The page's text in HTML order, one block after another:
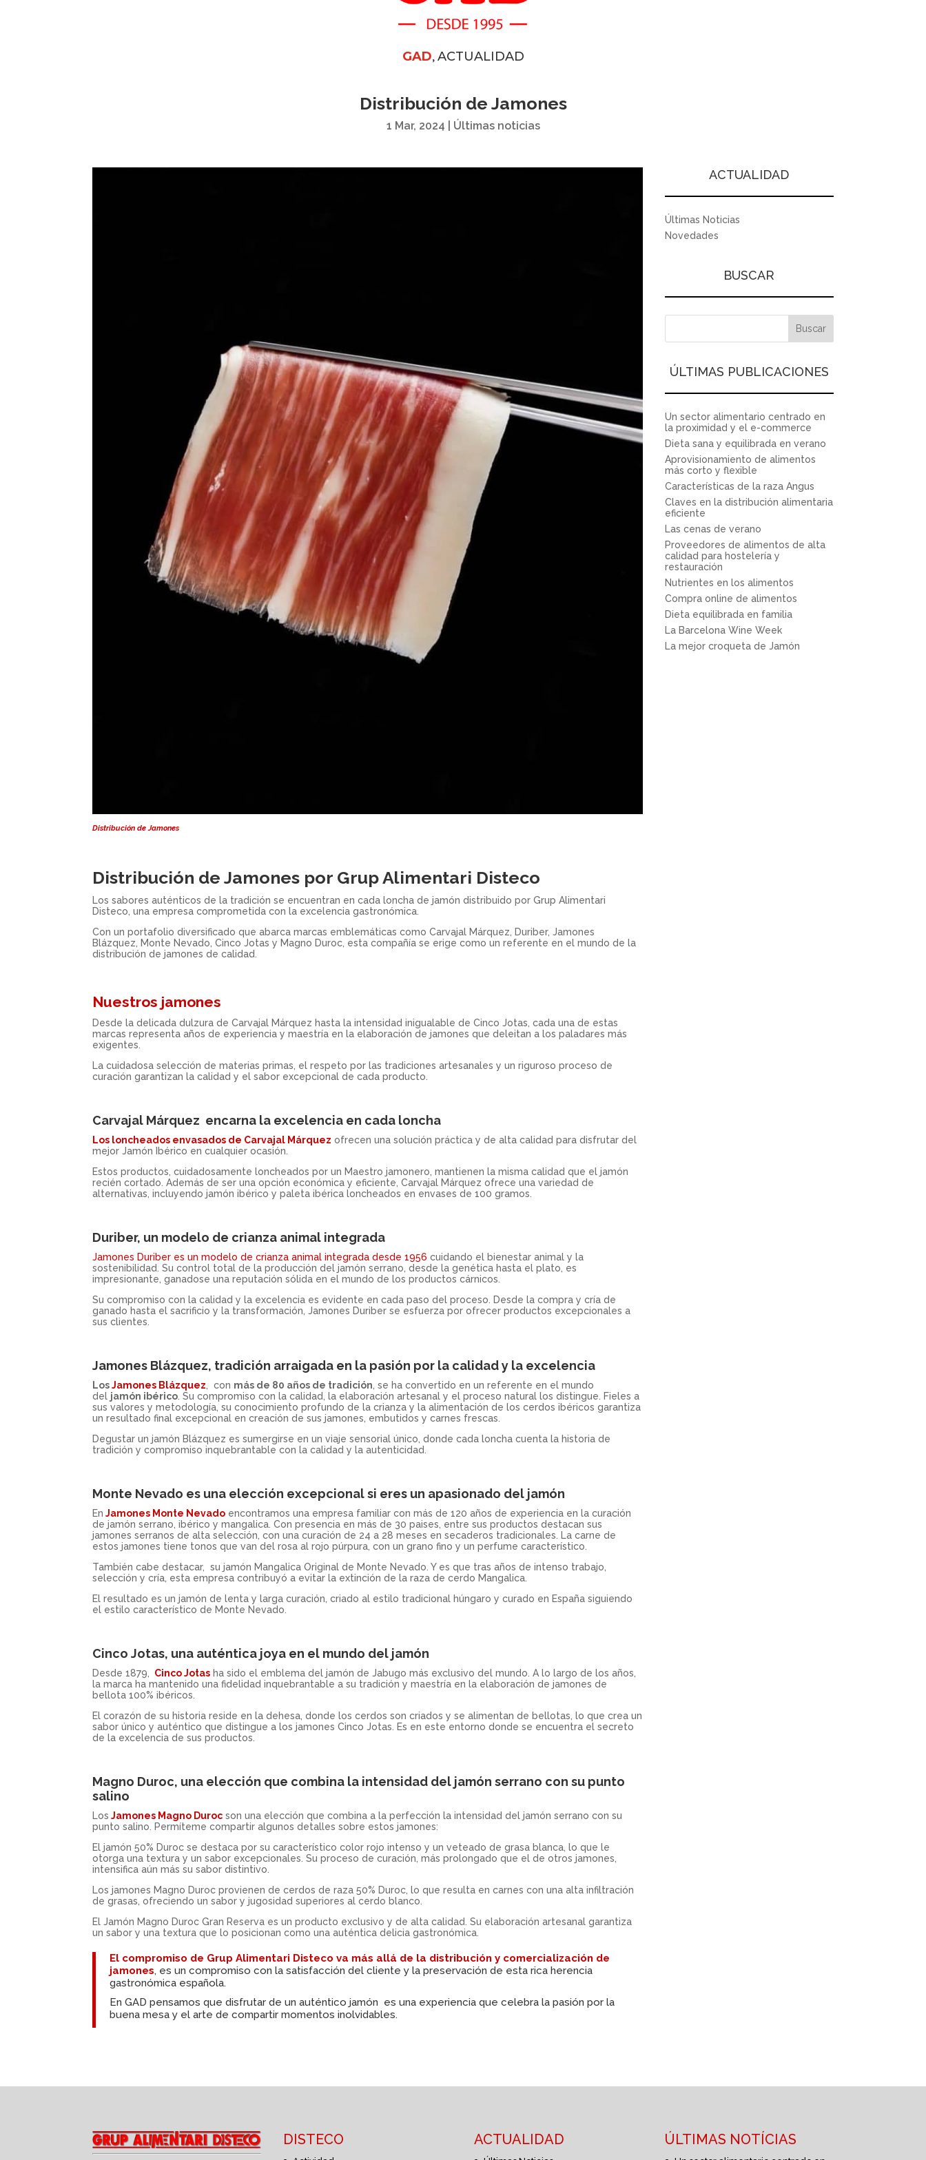
GAD, ACTUALIDAD
Distribución de Jamones
1 Mar, 2024 Últimas noticias
Distribución de Jamones
Distribución de Jamones por Grup Alimentari Disteco
Los sabores auténticos de la tradición se encuentran en cada loncha de jamón distribuido por Grup Alimentari
Disteco, una empresa comprometida con la excelencia gastronómica.
Con un portafolio diversificado que abarca marcas emblemáticas como Carvajal Márquez, Duriber, Jamones
Blázquez, Monte Nevado, Cinco Jotas y Magno Duroc, esta compañía se erige como un referente en el mundo de la
distribución de jamones de calidad.
Nuestros jamones
Desde la delicada dulzura de Carvajal Márquez hasta la intensidad inigualable de Cinco Jotas, cada una de estas
marcas representa años de experiencia y maestría en la elaboración de jamones que deleitan a los paladares más
exigentes.
La cuidadosa selección de materias primas, el respeto por las tradiciones artesanales y un riguroso proceso de
curación garantizan la calidad y el sabor excepcional de cada producto.
Carvajal Márquez encarna la excelencia en cada loncha
Los loncheados envasados de Carvajal Márquez ofrecen una solución práctica y de alta calidad para disfrutar del
mejor Jamón Ibérico en cualquier ocasión.
Estos productos, cuidadosamente loncheados por un Maestro jamonero, mantienen la misma calidad que el jamón
recién cortado. Además de ser una opción económica y eficiente, Carvajal Márquez ofrece una variedad de
alternativas, incluyendo jamón ibérico y paleta ibérica loncheados en envases de 100 gramos.
Duriber, un modelo de crianza animal integrada
Jamones Duriber es un modelo de crianza animal integrada desde 1956 cuidando el bienestar animal y la
sostenibilidad. Su control total de la producción del jamón serrano, desde la genética hasta el plato, es
impresionante, ganadose una reputación sólida en el mundo de los productos cárnicos.
Su compromiso con la calidad y la excelencia es evidente en cada paso del proceso. Desde la compra y cría de
ganado hasta el sacrificio y la transformación, Jamones Duriber se esfuerza por ofrecer productos excepcionales a
sus clientes.
Jamones Blázquez, tradición arraigada en la pasión por la calidad y la excelencia
LosJamones Blázquez, con más de 80 años de tradición, se ha convertido en un referente en el mundo
del jamón ibérico. Su compromiso con la calidad, la elaboración artesanal y el proceso natural los distingue. Fieles a
sus valores y metodología, su conocimiento profundo de la crianza y la alimentación de los cerdos ibéricos garantiza
un resultado final excepcional en creación de sus jamones, embutidos y carnes frescas.
Degustar un jamón Blázquez es sumergirse en un viaje sensorial único, donde cada loncha cuenta la historia de
tradición y compromiso inquebrantable con la calidad y la autenticidad.
Monte Nevado es una elección excepcional si eres un apasionado del jamón
En Jamones Monte Nevado encontramos una empresa familiar con más de 120 años de experiencia en la curación
de jamón serrano, ibérico y mangalica. Con presencia en más de 30 paises, entre sus productos destacan sus
jamones serranos de alta selección, con una curación de 24 a 28 meses en secaderos tradicionales. La carne de
estos jamones tiene tonos que van del rosa al rojo púrpura, con un grano fino y un perfume característico.
También cabe destacar, su jamón Mangalica Original de Monte Nevado. Y es que tras años de intenso trabajo,
selección y cría, esta empresa contribuyó a evitar la extinción de la raza de cerdo Mangalica.
El resultado es un jamón de lenta y larga curación, criado al estilo tradicional húngaro y curado en España siguiendo
el estilo característico de Monte Nevado.
Cinco Jotas, una auténtica joya en el mundo del jamón
Desde 1879, Cinco Jotas ha sido el emblema del jamón de Jabugo más exclusivo del mundo. A lo largo de los años,
la marca ha mantenido una fidelidad inquebrantable a su tradición y maestría en la elaboración de jamones de
bellota 100% ibéricos.
El corazón de su historia reside en la dehesa, donde los cerdos son criados y se alimentan de bellotas, lo que crea un
sabor único y auténtico que distingue a los jamones Cinco Jotas. Es en este entorno donde se encuentra el secreto
de la excelencia de sus productos.
Magno Duroc, una elección que combina la intensidad del jamón serrano con su punto
salino
Los Jamones Magno Duroc son una elección que combina a la perfección la intensidad del jamón serrano con su
punto salino. Permíteme compartir algunos detalles sobre estos jamones:
El jamón 50% Duroc se destaca por su característico color rojo intenso y un veteado de grasa blanca, lo que le
otorga una textura y un sabor excepcionales. Su proceso de curación, más prolongado que el de otros jamones,
intensifica aún más su sabor distintivo.
Los jamones Magno Duroc provienen de cerdos de raza 50% Duroc, lo que resulta en carnes con una alta infiltración
de grasas, ofreciendo un sabor y jugosidad superiores al cerdo blanco.
El Jamón Magno Duroc Gran Reserva es un producto exclusivo y de alta calidad. Su elaboración artesanal garantiza
un sabor y una textura que lo posicionan como una auténtica delicia gastronómica.
El compromiso de Grup Alimentari Disteco va más allá de la distribución y comercialización de
jamones, es un compromiso con la satisfacción del cliente y la preservación de esta rica herencia
gastronómica española.
EnGAD pensamos que disfrutar de un auténtico jamón es una experiencia que celebra la pasión por la
buena mesa y el arte de compartir momentos inolvidables.
ACTUALIDAD
Últimas Noticias
Novedades
BUSCAR
ÚLTIMAS PUBLICACIONES
Un sector alimentario centrado en
la proximidad y el e-commerce
Dieta sana y equilibrada en verano
Aprovisionamiento de alimentos
más corto y flexible
Características de la raza Angus
Claves en la distribución alimentaria
eficiente
Las cenas de verano
Proveedores de alimentos de alta
calidad para hostelería y
restauración
Nutrientes en los alimentos
Compra online de alimentos
Dieta equilibrada en familia
La Barcelona Wine Week
La mejor croqueta de Jamón
DISTECO ACTUALIDAD ÚLTIMAS NOTÍCIAS